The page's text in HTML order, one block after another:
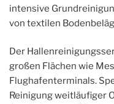
intensive
von textilen
Der
großen Flächen wie
Flughafenterminals.
Reinigung weitläufiger